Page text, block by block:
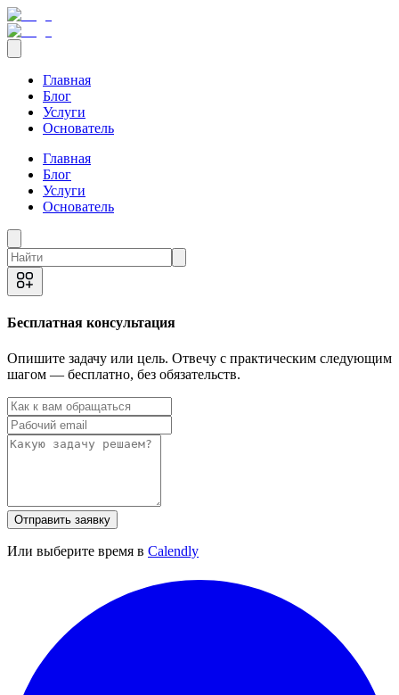
Главная
Блог
Услуги
Основатель
Главная
Блог
Услуги
Основатель
Бесплатная консультация
Опишите задачу или цель. Отвечу с практическим следующим
шагом — бесплатно, без обязательств.
Отправить заявку
Или выберите время в Calendly